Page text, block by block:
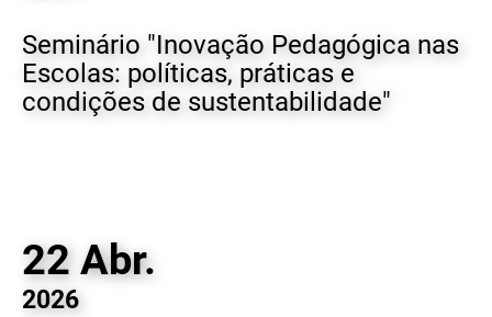
Seminário "Inovação Pedagógica nas
Escolas: políticas, práticas e
condições de sustentabilidade"
22 Abr.
2026